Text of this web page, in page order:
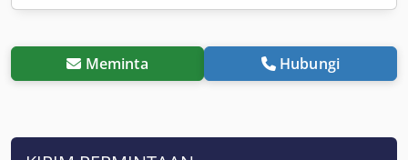
Meminta Hubungi